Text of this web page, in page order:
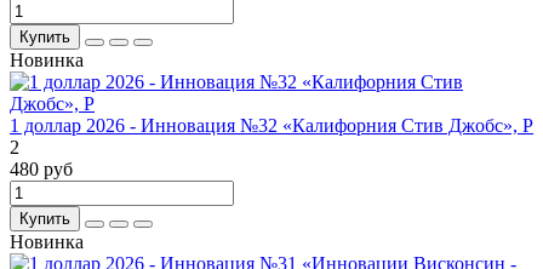
Купить
Новинка
1 доллар 2026 - Инновация №32 «Калифорния Стив Джобс», P
2
480 руб
Купить
Новинка